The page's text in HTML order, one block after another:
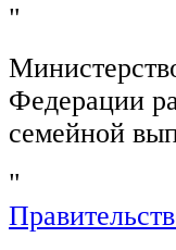
"
Федерации
семейной
"